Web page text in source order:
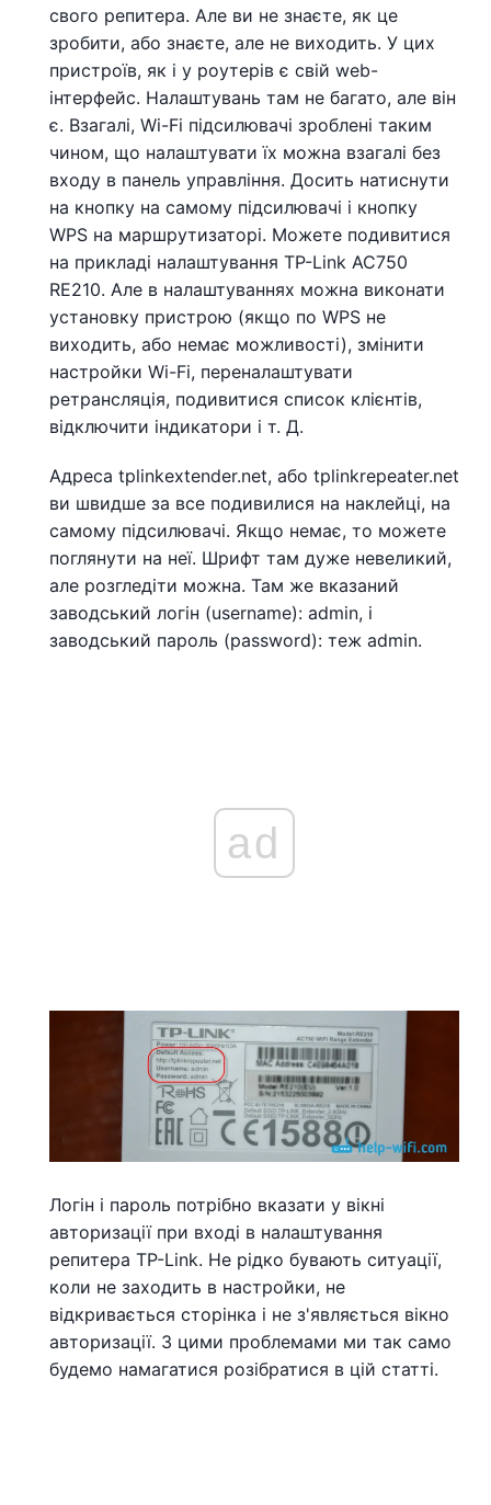
свого репитера. Але ви не знаєте, як це
зробити, або знаєте, але не виходить. У цих
пристроїв, як і у роутерів є свій web-
інтерфейс. Налаштувань там не багато, але він
є. Взагалі, Wi-Fi підсилювачі зроблені таким
чином, що налаштувати їх можна взагалі без
входу в панель управління. Досить натиснути
на кнопку на самому підсилювачі і кнопку
WPS на маршрутизаторі. Можете подивитися
на прикладі налаштування TP-Link AC750
RE210. Але в налаштуваннях можна виконати
установку пристрою (якщо по WPS не
виходить, або немає можливості), змінити
настройки Wi-Fi, переналаштувати
ретрансляція, подивитися список клієнтів,
відключити індикатори і т. Д.
Адреса tplinkextender.net, або tplinkrepeater.net
ви швидше за все подивилися на наклейці, на
самому підсилювачі. Якщо немає, то можете
поглянути на неї. Шрифт там дуже невеликий,
але розгледіти можна. Там же вказаний
заводський логін (username): admin, і
заводський пароль (password): теж admin.
ad
Логін і пароль потрібно вказати у вікні
авторизації при вході в налаштування
репитера TP-Link. Не рідко бувають ситуації,
коли не заходить в настройки, не
відкривається сторінка і не з'являється вікно
авторизації. З цими проблемами ми так само
будемо намагатися розібратися в цій статті.